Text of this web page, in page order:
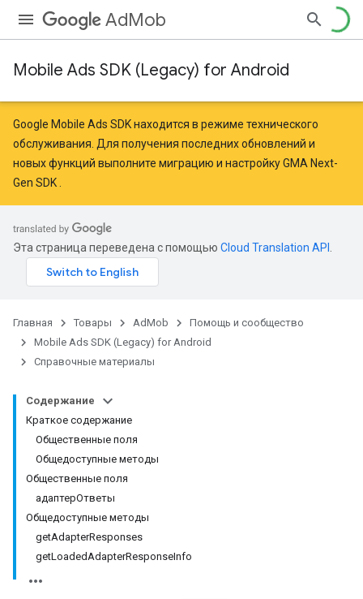
AdMob
Mobile Ads SDK (Legacy) for Android
Google Mobile Ads SDK находится в режиме технического
обслуживания. Для получения последних обновлений и
новых функций выполните миграцию и настройку GMA Next-
Gen SDK
Эта страница переведена с помощью Cloud Translation API
Главная Товары AdMob
Помощь и сообщество
Mobile Ads SDK (Legacy) for Android
Справочные материалы
Содержание
Краткое содержание
Общественные поля
Общедоступные методы
Общественные поля
адаптерОтветы
Общедоступные методы
getAdapterResponses
getLoadedAdapterResponseInfo